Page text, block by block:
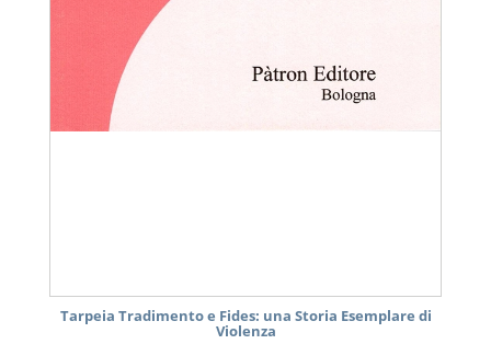
Tarpeia Tradimento e Fides: una Storia Esemplare di
Violenza